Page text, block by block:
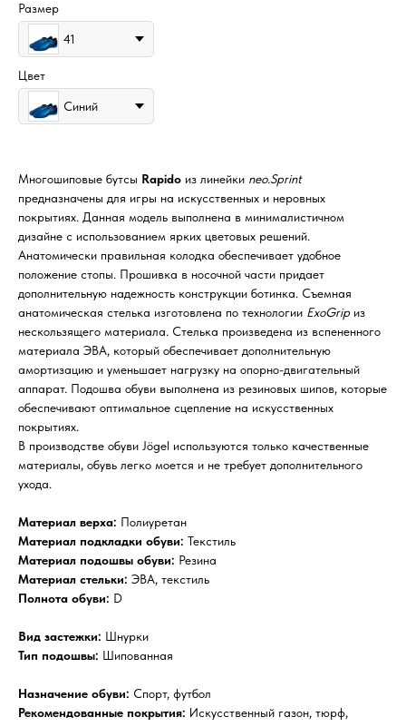
Размер
41
Цвет
Синий
Многошиповые бутсы Rapido из линейки neo.Sprint
предназначены для игры на искусственных и неровных
покрытиях. Данная модель выполнена в минималистичном
дизайне с использованием ярких цветовых решений.
Анатомически правильная колодка обеспечивает удобное
положение стопы. Прошивка в носочной части придает
дополнительную надежность конструкции ботинка. Съемная
анатомическая стелька изготовлена по технологии ExoGrip из
нескользящего материала. Стелька произведена из вспененного
материала ЭВА, который обеспечивает дополнительную
амортизацию и уменьшает нагрузку на опорно-двигательный
аппарат. Подошва обуви выполнена из резиновых шипов, которые
обеспечивают оптимальное сцепление на искусственных
покрытиях.
В производстве обуви Jögel используются только качественные
материалы, обувь легко моется и не требует дополнительного
ухода.
Материал верха: Полиуретан
Материал подкладки обуви: Текстиль
Материал подошвы обуви: Резина
Материал стельки: ЭВА, текстиль
Полнота обуви: D
Вид застежки: Шнурки
Тип подошвы: Шипованная
Назначение обуви: Спорт, футбол
Рекомендованные покрытия: Искусственный газон, тюрф,